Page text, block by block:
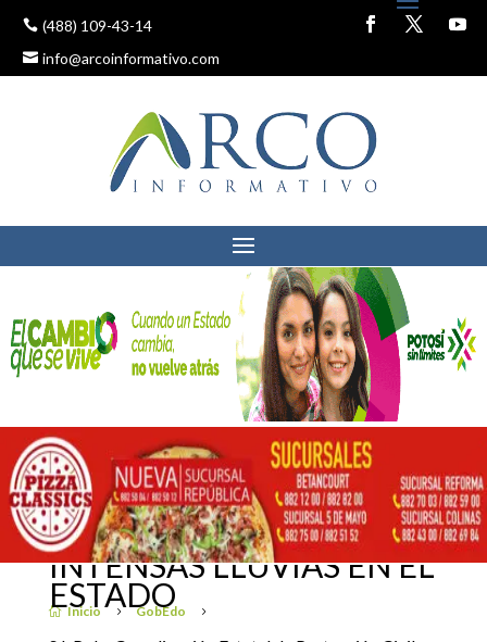
(488) 109-43-14
info@arcoinformativo.com
 Inicio 5 GobEdo 5
MANTIENE CEPC
VIGILANCIA ANTE
PRONÓSTICO DE
INTENSAS LLUVIAS EN EL
ESTADO
7 septiembre, 2022